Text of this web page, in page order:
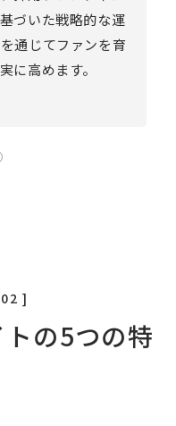
づいた戦略的な運
通じてファンを育
に高めます。
]
の5つの特